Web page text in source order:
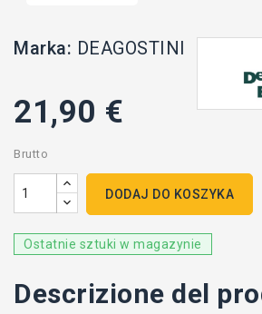
Marka: DEAGOSTINI
21,90 €
Brutto
DODAJ DO KOSZYKA
Ostatnie sztuki w magazynie
Descrizione del